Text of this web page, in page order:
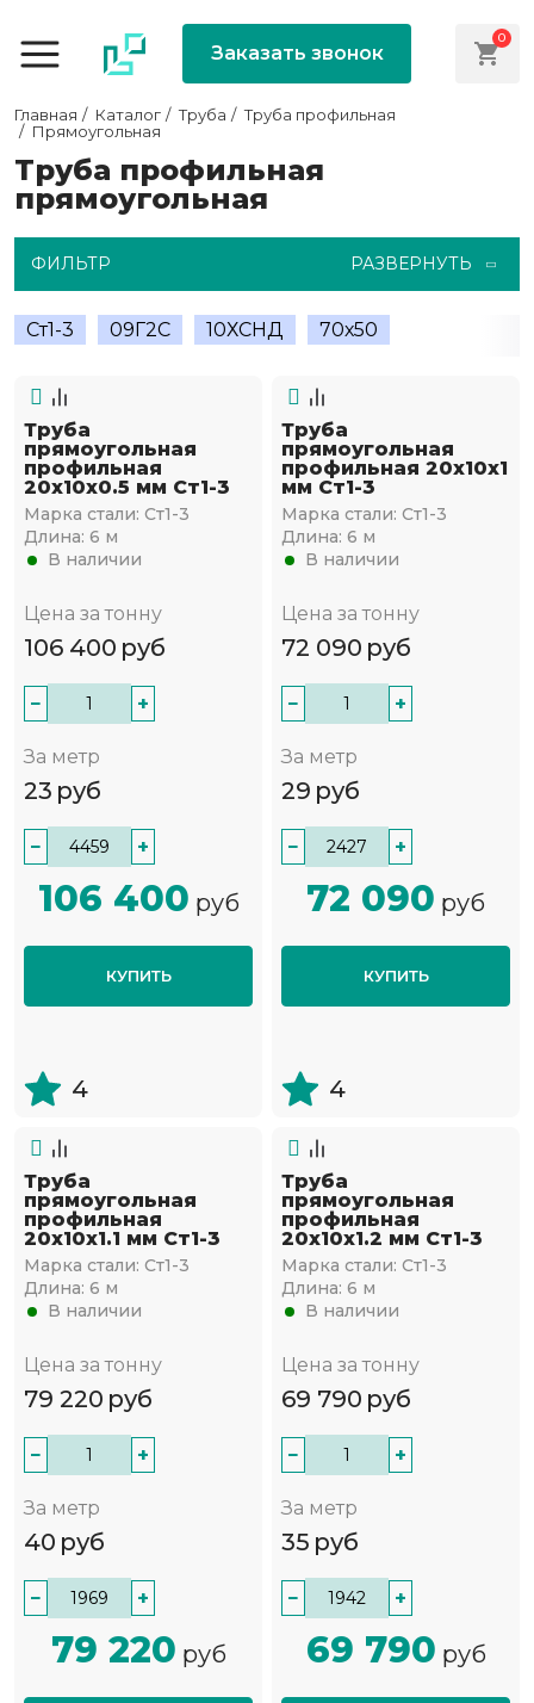
Заказать звонок
0
Главная Каталог Труба
Труба профильная
Прямоугольная
Труба профильная
прямоугольная
ФИЛЬТР РАЗВЕРНУТЬ
Ст1-3 09Г2С 10ХСНД 70х50
Труба
прямоугольная
профильная
20х10х0.5 мм Ст1-3
Марка стали: Ст1-3
Длина: 6 м
В наличии
Цена за тонну
106 400 руб
− +
За метр
23 руб
− +
106 400 руб
КУПИТЬ
4
Труба
прямоугольная
профильная 20х10х1
мм Ст1-3
Марка стали: Ст1-3
Длина: 6 м
В наличии
Цена за тонну
72 090 руб
− +
За метр
29 руб
− +
72 090 руб
КУПИТЬ
4
Труба
прямоугольная
профильная
20х10х1.1 мм Ст1-3
Марка стали: Ст1-3
Длина: 6 м
В наличии
Цена за тонну
79 220 руб
− +
За метр
40 руб
− +
79 220 руб
Труба
прямоугольная
профильная
20х10х1.2 мм Ст1-3
Марка стали: Ст1-3
Длина: 6 м
В наличии
Цена за тонну
69 790 руб
− +
За метр
35 руб
− +
69 790 руб